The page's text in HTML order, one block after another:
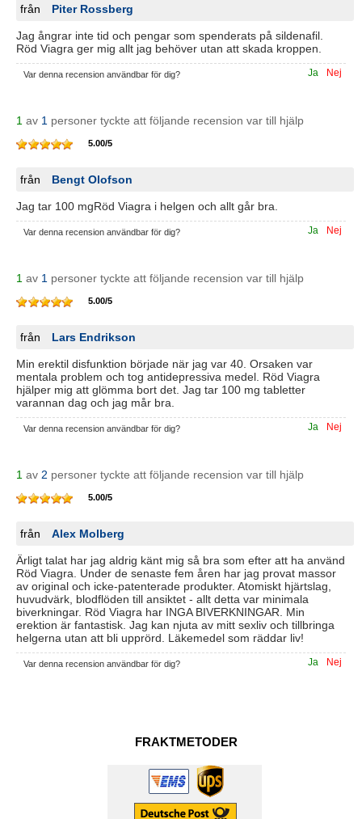
från Piter Rossberg
Jag ångrar inte tid och pengar som spenderats på sildenafil.
Röd Viagra ger mig allt jag behöver utan att skada kroppen.
Nej
Ja
Var denna recension användbar för dig?
1 av 1 personer tyckte att följande recension var till hjälp
5.00/5
från Bengt Olofson
Jag tar 100 mgRöd Viagra i helgen och allt går bra.
Nej
Ja
Var denna recension användbar för dig?
1 av 1 personer tyckte att följande recension var till hjälp
5.00/5
från Lars Endrikson
Min erektil disfunktion började när jag var 40. Orsaken var
mentala problem och tog antidepressiva medel. Röd Viagra
hjälper mig att glömma bort det. Jag tar 100 mg tabletter
varannan dag och jag mår bra.
Nej
Ja
Var denna recension användbar för dig?
1 av 2 personer tyckte att följande recension var till hjälp
5.00/5
från Alex Molberg
Ärligt talat har jag aldrig känt mig så bra som efter att ha använd
Röd Viagra. Under de senaste fem åren har jag provat massor
av original och icke-patenterade produkter. Atomiskt hjärtslag,
huvudvärk, blodflöden till ansiktet - allt detta var minimala
biverkningar. Röd Viagra har INGA BIVERKNINGAR. Min
erektion är fantastisk. Jag kan njuta av mitt sexliv och tillbringa
helgerna utan att bli upprörd. Läkemedel som räddar liv!
Nej
Ja
Var denna recension användbar för dig?
FRAKTMETODER